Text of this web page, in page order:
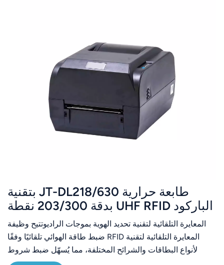
طابعة حرارية JT-DL218/630 بتقنية
الباركود UHF RFID بدقة 203/300 نقطة
في البوصة
المعايرة التلقائية لتقنية تحديد الهوية بموجات الراديوتتيح وظيفة
المعايرة التلقائية لتقنية RFID ضبط طاقة الهوائي تلقائيًا وفقًا
لأنواع البطاقات والشرائح المختلفة، مما يُسهّل ضبط شروط
قراءة وكتابة بطاقات RFID، ويقلل بشكل كبير من وقت المعايرة